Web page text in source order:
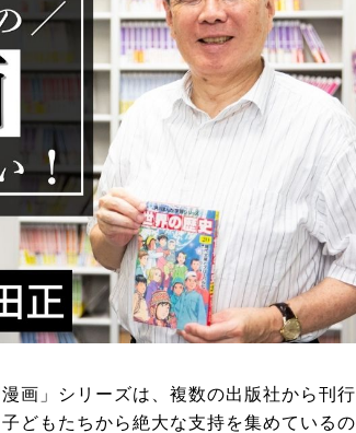
画」シリーズは、複数の出版社から刊行
どもたちから絶大な支持を集めているの